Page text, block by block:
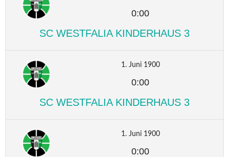
0:00
SC WESTFALIA KINDERHAUS 3
1. Juni 1900
0:00
SC WESTFALIA KINDERHAUS 3
1. Juni 1900
0:00